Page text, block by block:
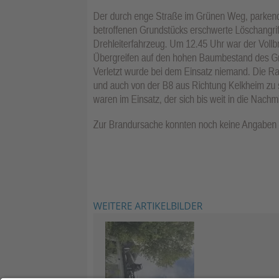
Der durch enge Straße im Grünen Weg,
betroffenen Grundstücks erschwerte
Drehleiterfahrzeug. Um 12.45 Uhr war der
Übergreifen auf den hohen Baumbestand des
Verletzt wurde bei dem Einsatz niemand. Die
und auch von der B8 aus Richtung Kelkheim
waren im Einsatz, der sich bis weit in die
Zur Brandursache konnten noch keine
WEITERE ARTIKELBILDER